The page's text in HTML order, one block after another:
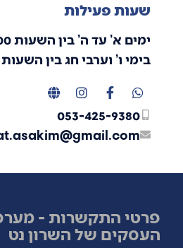
שעות פעילות
ימים א’ עד ה’ בין השעות 9:00 – 20:00
בימי ו’ וערבי חג בין השעות 9:00 – 14:00
053-425-9380
פרטי התקשרות -
העסקים של השרון נט